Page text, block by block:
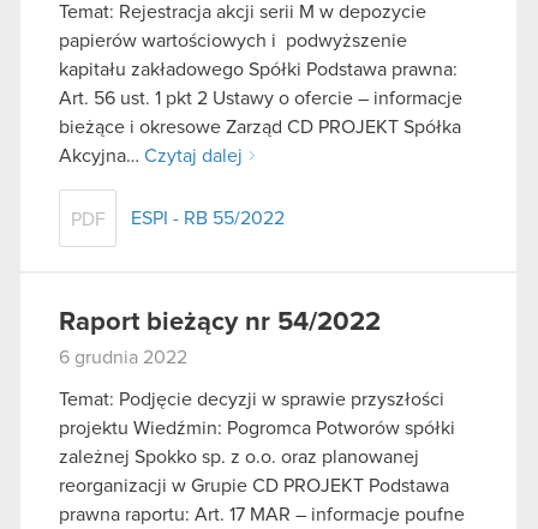
Temat: Rejestracja akcji serii M w depozycie
papierów wartościowych i podwyższenie
kapitału zakładowego Spółki Podstawa prawna:
Art. 56 ust. 1 pkt 2 Ustawy o ofercie – informacje
bieżące i okresowe Zarząd CD PROJEKT Spółka
Akcyjna… Czytaj dalej
PDF ESPI - RB 55/2022
Raport bieżący nr 54/2022
6 grudnia 2022
Temat: Podjęcie decyzji w sprawie przyszłości
projektu Wiedźmin: Pogromca Potworów spółki
zależnej Spokko sp. z o.o. oraz planowanej
reorganizacji w Grupie CD PROJEKT Podstawa
prawna raportu: Art. 17 MAR – informacje poufne